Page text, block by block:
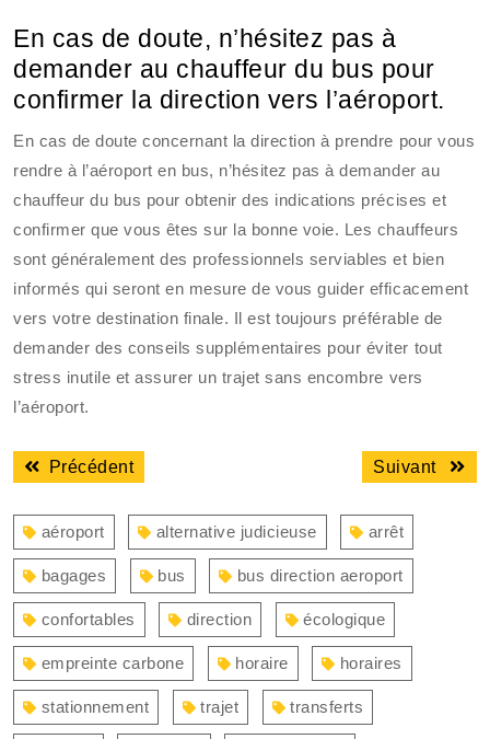
En cas de doute, n’hésitez pas à
demander au chauffeur du bus pour
confirmer la direction vers l’aéroport.
En cas de doute concernant la direction à prendre pour vous
rendre à l’aéroport en bus, n’hésitez pas à demander au
chauffeur du bus pour obtenir des indications précises et
confirmer que vous êtes sur la bonne voie. Les chauffeurs
sont généralement des professionnels serviables et bien
informés qui seront en mesure de vous guider efficacement
vers votre destination finale. Il est toujours préférable de
demander des conseils supplémentaires pour éviter tout
stress inutile et assurer un trajet sans encombre vers
l’aéroport.
Navigation
de
l’article
PrécédentArticle
:
Suivant
aéroport alternative judicieuse arrêt
bagages bus bus direction aeroport
confortables direction écologique
empreinte carbone horaire horaires
stationnement trajet transferts